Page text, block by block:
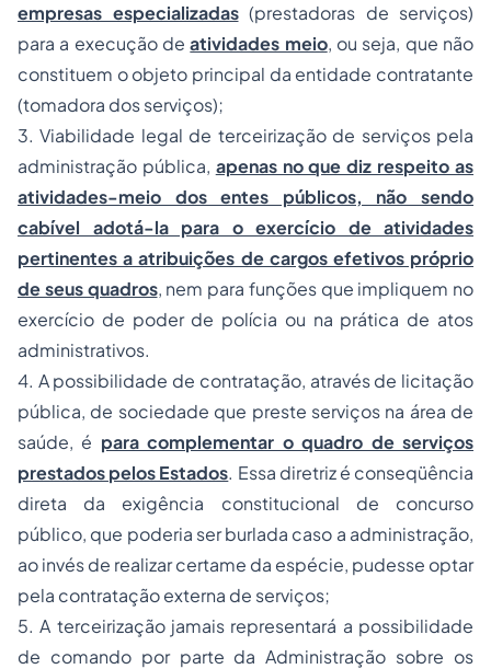
empresas especializadas(prestadoras de serviços)
para a execução deatividades meio, ou seja, que não
constituem o objeto principal da entidade contratante
(tomadora dos serviços);
3. Viabilidade legal de terceirização de serviços pela
administração pública, apenas no que diz respeito as
atividades-meio dos entes públicos, não sendo
cabível adotá-la para o exercício de atividades
pertinentes a atribuições de cargos efetivos próprio
de seus quadros, nem para funções que impliquem no
exercício de poder de polícia ou na prática de atos
administrativos.
4. A possibilidade de contratação, através de licitação
pública, de sociedade que preste serviços na área de
saúde, é para complementar o quadro de serviços
prestados pelos Estados. Essa diretriz é conseqüência
direta da exigência constitucional de concurso
público, que poderia ser burlada caso a administração,
ao invés de realizar certame da espécie, pudesse optar
pela contratação externa de serviços;
5. A terceirização jamais representará a possibilidade
de comando por parte da Administração sobre os